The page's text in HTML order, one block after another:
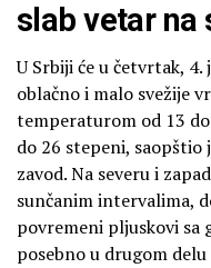
slab vetar na
U Srbiji će u četvrtak,
oblačno i malo svežije
temperaturom od 13
do 26 stepeni,
zavod. Na severu i
sunčanim intervalima,
povremeni pljuskovi sa
posebno u drugom delu